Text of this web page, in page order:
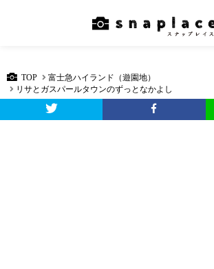
TOP
富士急ハイランド（遊園地）
リサとガスパールタウンのずっとなかよし